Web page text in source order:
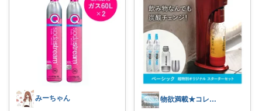
みーちゃん 物欲満載★コレクションは商品分類別です★